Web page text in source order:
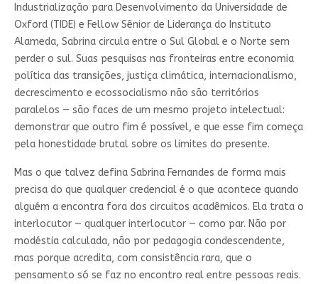
Industrialização para Desenvolvimento da Universidade de
Oxford (TIDE) e Fellow Sênior de Liderança do Instituto
Alameda, Sabrina circula entre o Sul Global e o Norte sem
perder o sul. Suas pesquisas nas fronteiras entre economia
política das transições, justiça climática, internacionalismo,
decrescimento e ecossocialismo não são territórios
paralelos — são faces de um mesmo projeto intelectual:
demonstrar que outro fim é possível, e que esse fim começa
pela honestidade brutal sobre os limites do presente.
Mas o que talvez defina Sabrina Fernandes de forma mais
precisa do que qualquer credencial é o que acontece quando
alguém a encontra fora dos circuitos acadêmicos. Ela trata o
interlocutor — qualquer interlocutor — como par. Não por
modéstia calculada, não por pedagogia condescendente,
mas porque acredita, com consistência rara, que o
pensamento só se faz no encontro real entre pessoas reais.